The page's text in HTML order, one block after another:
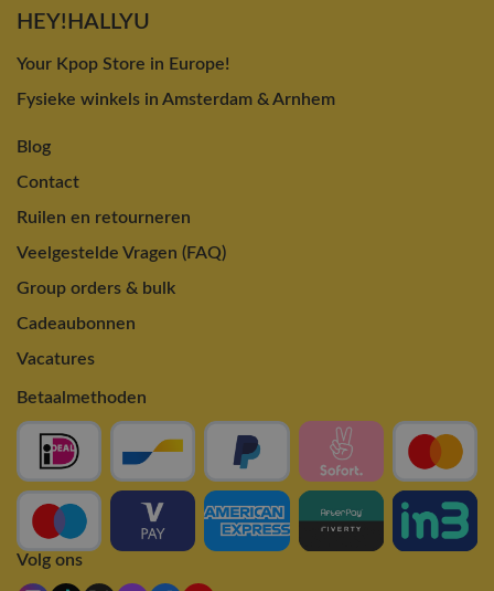
HEY!HALLYU
Your Kpop Store in Europe!
Fysieke winkels in Amsterdam & Arnhem
Blog
Contact
Ruilen en retourneren
Veelgestelde Vragen (FAQ)
Group orders & bulk
Cadeaubonnen
Vacatures
Betaalmethoden
Volg ons